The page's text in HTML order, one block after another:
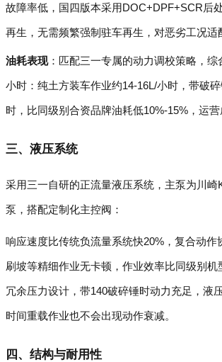
故障率低，国四版本采用DOC+DPF+SCR后
再生，无需频繁强制驻车再生，对恶劣工况适
油耗表现：匹配三一专属的动力调校策略，综
小时：纯土方装车作业约14-16L/小时，带破
时，比同级别合资品牌油耗低10%-15%，运营
三、液压系统
采用三一自研的正流量液压系统，主泵为川崎
泵，搭配定制化主控阀：
响应速度比传统负流量系统快20%，复合动作
刷坡等精细作业无卡顿，作业效率比同级别机
冗余压力设计，带140破碎锤时动力充足，液
时间重载作业也不会出现动作衰减。
四、结构与耐用性